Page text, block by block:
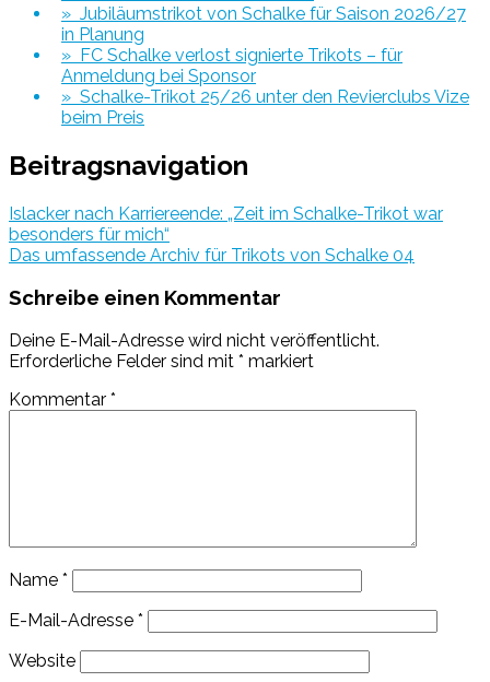
» Jubiläumstrikot von Schalke für Saison 2026/27
in Planung
» FC Schalke verlost signierte Trikots – für
Anmeldung bei Sponsor
» Schalke-Trikot 25/26 unter den Revierclubs Vize
beim Preis
Beitragsnavigation
Islacker nach Karriereende: „Zeit im Schalke-Trikot war
besonders für mich“
Das umfassende Archiv für Trikots von Schalke 04
Schreibe einen Kommentar
Deine E-Mail-Adresse wird nicht veröffentlicht.
Erforderliche Felder sind mit * markiert
Kommentar *
Name *
E-Mail-Adresse *
Website